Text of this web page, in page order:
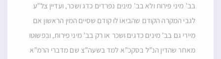
בב’ מיני פירות ולא בב’ מינים נפרדים כדג ושכר, ועדיין צל”ע
לגבי המקרה הקודם שהביאו לו קודם שסיים המין הראשון אם
מיירי גם בב’ מינים כדגים ושכר או רק בב’ מיני פירות, ובפשוטו
מאחר שהדין הנ”ל בסקכ”א למד בשעה”צ שם מדברי הרמ”א